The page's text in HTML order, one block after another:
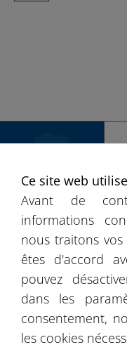
+
FRANCE
Ce site web
Avant de
informations
nous traitons
êtes d'accord
pouvez
dans les
consentement,
les cookies